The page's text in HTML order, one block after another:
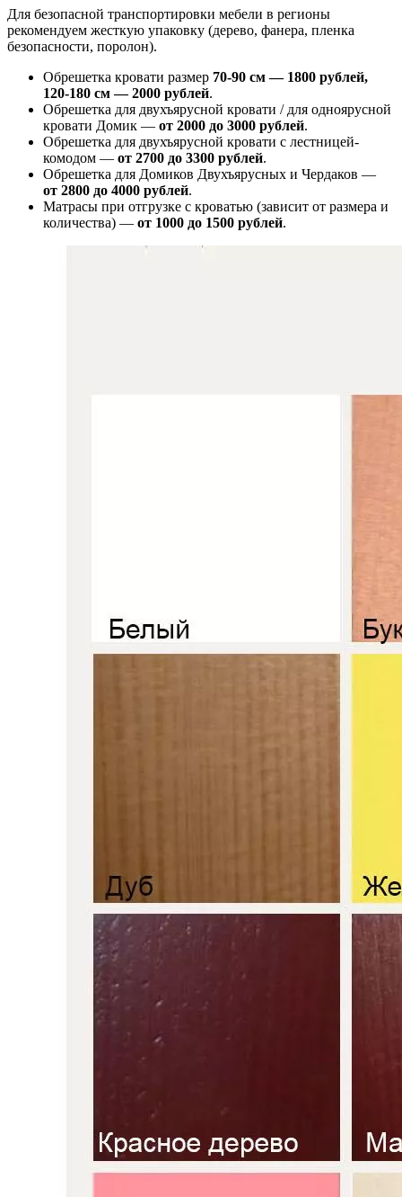
Для безопасной транспортировки мебели в регионы
рекомендуем жесткую упаковку (дерево, фанера, пленка
безопасности, поролон).
Обрешетка кровати размер 70-90 см — 1800 рублей,
120-180 см — 2000 рублей.
Обрешетка для двухъярусной кровати / для одноярусной
кровати Домик — от 2000 до 3000 рублей.
Обрешетка для двухъярусной кровати с лестницей-
комодом — от 2700 до 3300 рублей.
Обрешетка для Домиков Двухъярусных и Чердаков —
от 2800 до 4000 рублей.
Матрасы при отгрузке с кроватью (зависит от размера и
количества) — от 1000 до 1500 рублей.